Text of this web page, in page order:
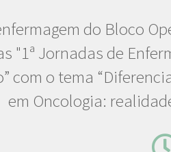
do Bloco
"1ª Jornadas de
com o tema
em Oncologia: